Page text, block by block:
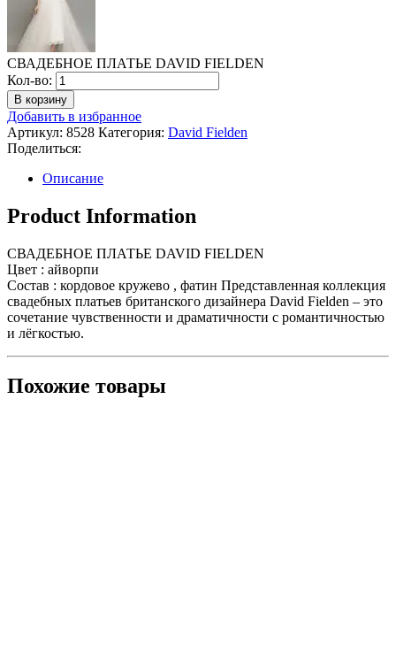
СВАДЕБНОЕ ПЛАТЬЕ DAVID FIELDEN
Кол-во: Количество
СВАДЕБНОЕ
ПЛАТЬЕ
DAVID
FIELDEN
В корзину
Добавить в избранное
Артикул: 8528 Категория: David Fielden
Поделиться:
Описание
Product Information
СВАДЕБНОЕ ПЛАТЬЕ DAVID FIELDEN
Цвет : айворпи
Состав : кордовое кружево , фатин Представленная коллекция
свадебных платьев британского дизайнера David Fielden – это
сочетание чувственности и драматичности с романтичностью
и лёгкостью.
Похожие товары